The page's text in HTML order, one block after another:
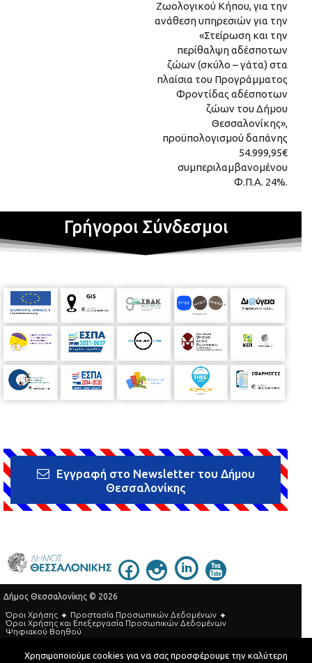
Ζωολογικού Κήπου, για την
ανάθεση υπηρεσιών για την
«Στείρωση και την
περίθαλψη αδέσποτων
ζώων (σκύλο – γάτα) στα
πλαίσια του Προγράμματος
Φροντίδας αδέσποτων
ζώων του Δήμου
Θεσσαλονίκης»,
προϋπολογισμού δαπάνης
54.999,95€
συμπεριλαμβανομένου
Φ.Π.Α. 24%.
Γρήγοροι Σύνδεσμοι
Εγγραφή στο Newsletter του Δήμου
Θεσσαλονίκης
Δήμος Θεσσαλονίκης © 2026
Όροι Χρήσης
Προστασία Προσωπικών Δεδομένων
Όροι Xρήσης και Eπεξεργασία Προσωπικών Δεδομένων
Ψηφιακού Βοηθού
Τηλεφωνικός Κατάλογος
Χρησιμοποιούμε cookies για να σας προσφέρουμε την καλύτερη